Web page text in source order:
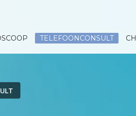
TELEFOONCONSULT